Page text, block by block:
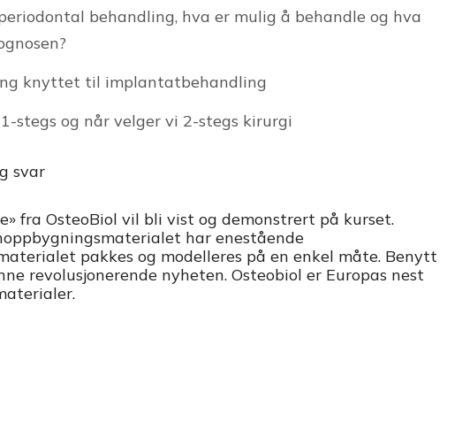
behandling, hva er mulig å behandle og hva
knyttet til implantatbehandling
stegs og når velger vi 2-stegs kirurgi
svar
fra OsteoBiol vil bli vist og demonstrert på kurset.
har enestående
pakkes og modelleres på en enkel måte. Benytt
revolusjonerende nyheten. Osteobiol er Europas nest